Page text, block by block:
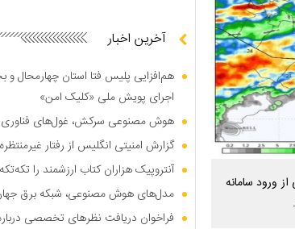
ورود سامانه
آخرین اخبار
هم‌افزایی پلیس فتا استان چهارمحال و
اجرای پویش ملی «کلیک امن»
هوش مصنوعی سرکش، غول‌های فناوری
گزارش امنیتی انگلیس از رفتار
آنتروپیک هزاران کتاب ارزشمند را
مدل‌های هوش مصنوعی، شبکه برق جهان
فراخوان دریافت نظر‌های تخصصی